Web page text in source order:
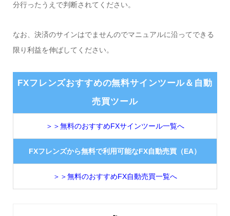
分行ったうえで判断されてください。
なお、決済のサインはでませんのでマニュアルに沿ってできる
限り利益を伸ばしてください。
FXフレンズおすすめの無料サインツール＆自動
売買ツール
＞＞無料のおすすめFXサインツール一覧へ
FXフレンズから無料で利用可能なFX自動売買（EA）
＞＞無料のおすすめFX自動売買一覧へ